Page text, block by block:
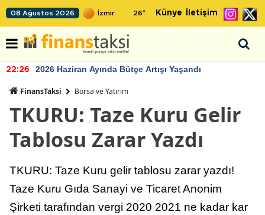
08 Ağustos 2026 26° Künye İletişim
22:26 2026 Haziran Ayında Bütçe Artışı Yaşandı
FinansTaksi Borsa ve Yatırım
TKURU: Taze Kuru Gelir
Tablosu Zarar Yazdı
TKURU: Taze Kuru gelir tablosu zarar yazdı!
Taze Kuru Gıda Sanayi ve Ticaret Anonim
Şirketi tarafından vergi 2020 2021 ne kadar kar